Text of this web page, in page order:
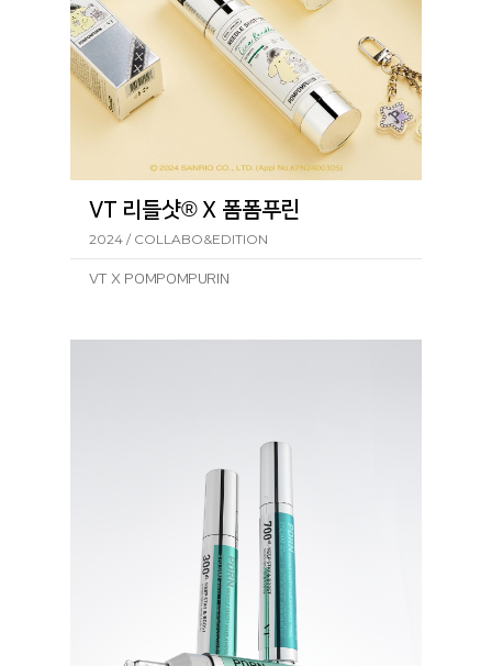
VT 리들샷® X 폼폼푸린
2024 / COLLABO&EDITION
VT X POMPOMPURIN